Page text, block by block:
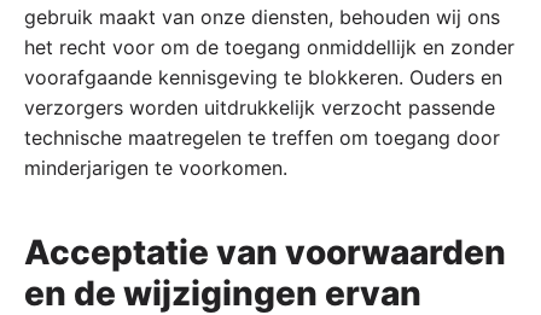
gebruik maakt van onze diensten, behouden wij ons
het recht voor om de toegang onmiddellijk en zonder
voorafgaande kennisgeving te blokkeren. Ouders en
verzorgers worden uitdrukkelijk verzocht passende
technische maatregelen te treffen om toegang door
minderjarigen te voorkomen.
Acceptatie van voorwaarden
en de wijzigingen ervan